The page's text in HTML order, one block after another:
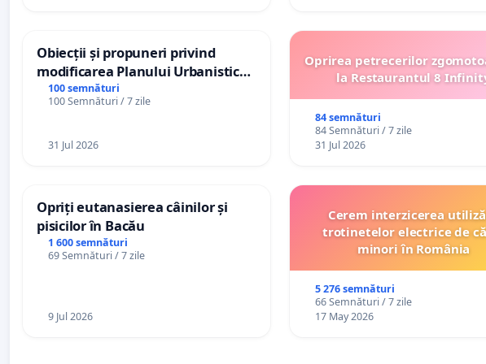
Obiecții și propuneri privind
modificarea Planului Urbanistic
General al orașului Ialoveni
100 semnături
100 Semnături / 7 zile
31 Jul 2026
Oprirea petrecerilor
la Restaurantul 8
84 semnături
84 Semnături / 7 zile
31 Jul 2026
Opriți eutanasierea câinilor și
pisicilor în Bacău
1 600 semnături
69 Semnături / 7 zile
9 Jul 2026
Cerem interzicerea
trotinetelor electrice de
minori în România
5 276 semnături
66 Semnături / 7 zile
17 May 2026